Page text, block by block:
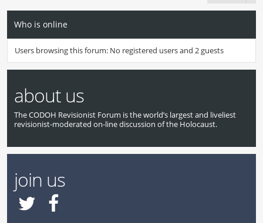
Who is online
Users browsing this forum: No registered users and 2 guests
about us
The CODOH Revisionist Forum is the world’s largest and liveliest
revisionist-moderated on-line discussion of the Holocaust.
join us